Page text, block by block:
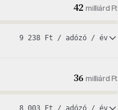
42milliárd Ft
9 238 Ft / adózó / év
36milliárd Ft
8 003 Ft / adózó / év